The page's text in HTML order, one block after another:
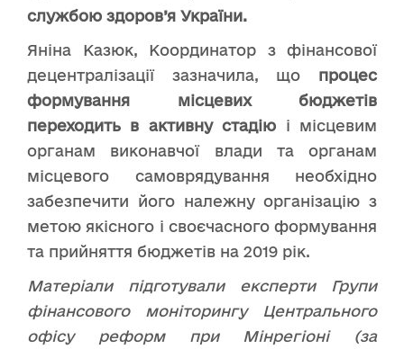
службою здоров’я України.
Яніна Казюк, Координатор з фінансової
децентралізації зазначила, що процес
формування місцевих бюджетів
переходить в активну стадію і місцевим
органам виконавчої влади та органам
місцевого самоврядування необхідно
забезпечити його належну організацію з
метою якісного і своєчасного формування
та прийняття бюджетів на 2019 рік.
Матеріали підготували експерти Групи
фінансового моніторингу Центрального
офісу реформ при Мінрегіоні (за